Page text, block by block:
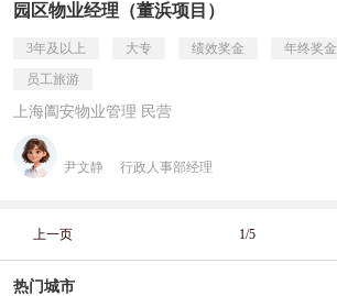
园区物业经理（董浜项目）
3年及以上 大专 绩效奖金 年终奖金
员工旅游
上海阖安物业管理 民营
尹文静 行政人事部经理
上一页 1/5
热门城市